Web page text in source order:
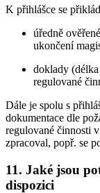
K přihlášce se
úředně
ukončení
doklady
regulované
Dále je spolu s
dokumentace dle
regulované činnosti
zpracoval, popř. se
11. Jaké jsou
dispozici